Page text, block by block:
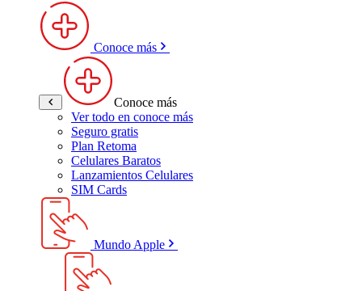
Conoce más
Conoce más
Ver todo en conoce más
Seguro gratis
Plan Retoma
Celulares Baratos
Lanzamientos Celulares
SIM Cards
Mundo Apple